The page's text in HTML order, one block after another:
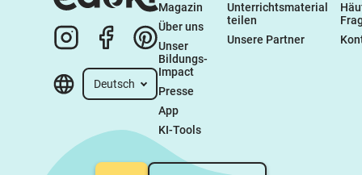
Deutsch
Magazin
Über uns
Unser
Bildungs-
Impact
Presse
App
KI-Tools
Unterrichtsmaterial
teilen
Unsere Partner